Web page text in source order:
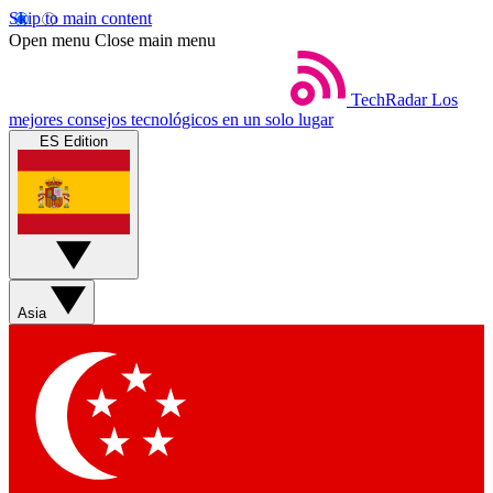
Skip to main content
Open menu Close main menu
TechRadar Los
mejores consejos tecnológicos en un solo lugar
ES Edition
Asia